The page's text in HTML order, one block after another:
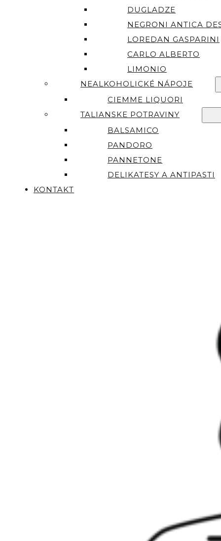
DUGLADZE
NEGRONI ANTICA
LOREDAN GASPARINI
CARLO ALBERTO
LIMONIO
NEALKOHOLICKÉ NÁPOJE
CIEMME LIQUORI
TALIANSKE POTRAVINY
BALSAMICO
PANDORO
PANNETONE
DELIKATESY A ANTIPASTI
KONTAKT